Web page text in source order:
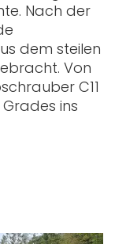
Nach der
dem steilen
Von
C11
ins